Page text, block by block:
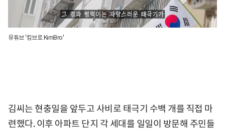
유튜브 '킴브로 KimBro'
김씨는 현충일을 앞두고 사비로 태극기 수백 개를 직접 마
련했다. 이후 아파트 단지 각 세대를 일일이 방문해 주민들